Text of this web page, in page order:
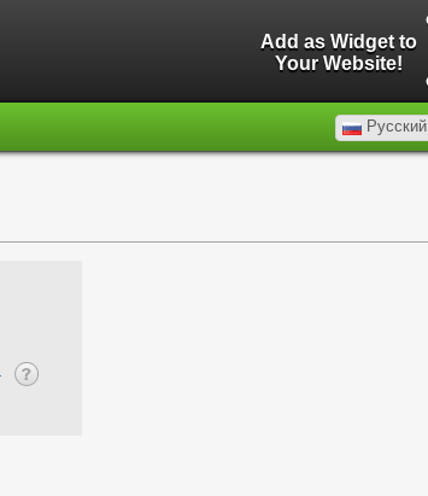
Add as Widget to
Your Website!
Русский